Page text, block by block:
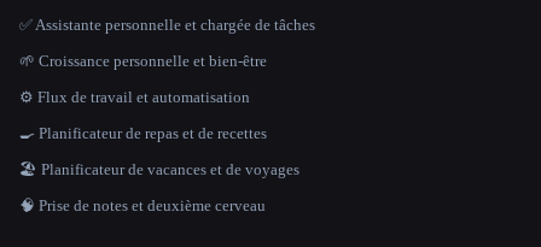
✅ Assistante personnelle et chargée de tâches
🌱 Croissance personnelle et bien-être
⚙️ Flux de travail et automatisation
🍳 Planificateur de repas et de recettes
🏖 Planificateur de vacances et de voyages
🧠 Prise de notes et deuxième cerveau